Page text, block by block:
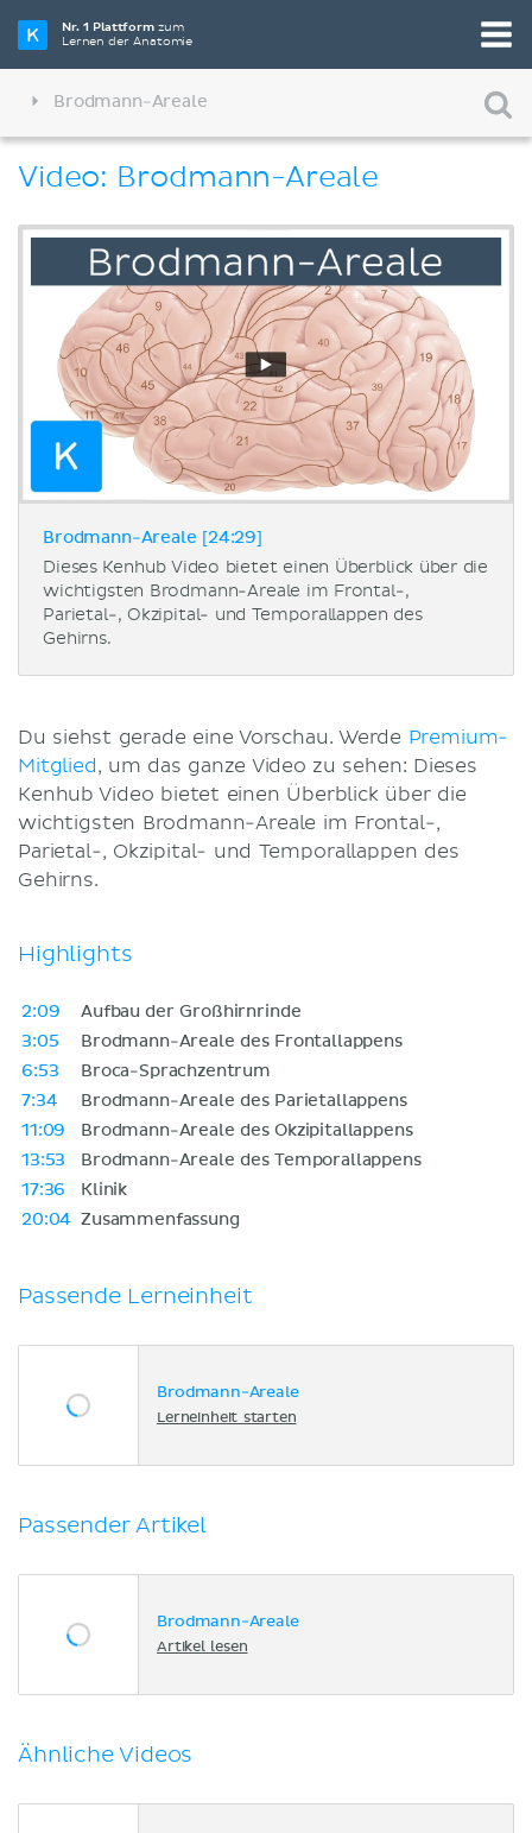
Nr. 1 Plattformzum
Lernen der Anatomie
Brodmann-Areale
Video: Brodmann-Areale
Brodmann-Areale [24:29]
Dieses Kenhub Video bietet einen Überblick über die
wichtigsten Brodmann-Areale im Frontal-,
Parietal-, Okzipital- und Temporallappen des
Gehirns.
Du siehst gerade eine Vorschau. Werde Premium-
Mitglied, um das ganze Video zu sehen: Dieses
Kenhub Video bietet einen Überblick über die
wichtigsten Brodmann-Areale im Frontal-,
Parietal-, Okzipital- und Temporallappen des
Gehirns.
Highlights
2:09
Aufbau der Großhirnrinde
3:05
Brodmann-Areale des Frontallappens
6:53
Broca-Sprachzentrum
7:34
Brodmann-Areale des Parietallappens
11:09
Brodmann-Areale des Okzipitallappens
13:53
Brodmann-Areale des Temporallappens
17:36
Klinik
20:04
Zusammenfassung
Passende Lerneinheit
Brodmann-Areale
Lerneinheit starten
Passender Artikel
Brodmann-Areale
Artikel lesen
Ähnliche Videos